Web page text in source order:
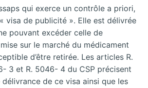
qui exerce un contrôle a priori,
visa de publicité ». Elle est délivrée
pouvant excéder celle de
sur le marché du médicament
d’être retirée. Les articles R.
3 et R. 5046- 4 du CSP précisent
de ce visa ainsi que les